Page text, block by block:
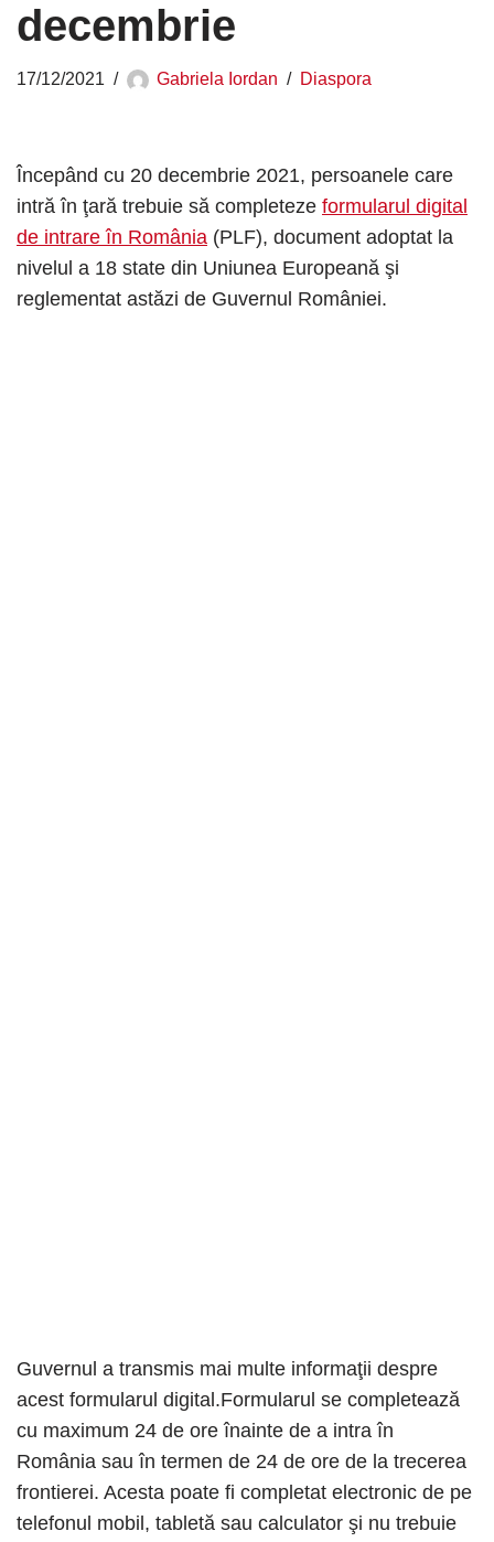
decembrie
17/12/2021 Gabriela Iordan Diaspora
Începând cu 20 decembrie 2021, persoanele care
intră în ţară trebuie să completeze formularul digital
de intrare în România (PLF), document adoptat la
nivelul a 18 state din Uniunea Europeană şi
reglementat astăzi de Guvernul României.
Guvernul a transmis mai multe informaţii despre
acest formularul digital.Formularul se completează
cu maximum 24 de ore înainte de a intra în
România sau în termen de 24 de ore de la trecerea
frontierei. Acesta poate fi completat electronic de pe
telefonul mobil, tabletă sau calculator şi nu trebuie